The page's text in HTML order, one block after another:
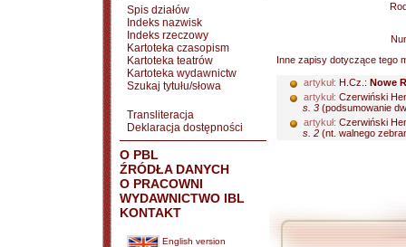
Spis działów
Indeks nazwisk
Indeks rzeczowy
Kartoteka czasopism
Kartoteka teatrów
Kartoteka wydawnictw
Szukaj tytułu/słowa
Transliteracja
Deklaracja dostępności
O PBL
ŹRÓDŁA DANYCH
O PRACOWNI
WYDAWNICTWO IBL
KONTAKT
English version
Inne zapisy dotyczące tego
artykuł: H.Cz.: Nowe
artykuł: Czerwiński
s. 3 (podsumowanie
artykuł: Czerwiński
s. 2 (nt. walnego